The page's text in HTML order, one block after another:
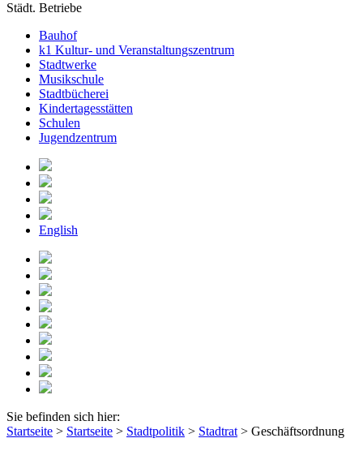
Städt. Betriebe
Bauhof
k1 Kultur- und Veranstaltungszentrum
Stadtwerke
Musikschule
Stadtbücherei
Kindertagesstätten
Schulen
Jugendzentrum
English
Sie befinden sich hier:
Startseite > Startseite > Stadtpolitik > Stadtrat > Geschäftsordnung